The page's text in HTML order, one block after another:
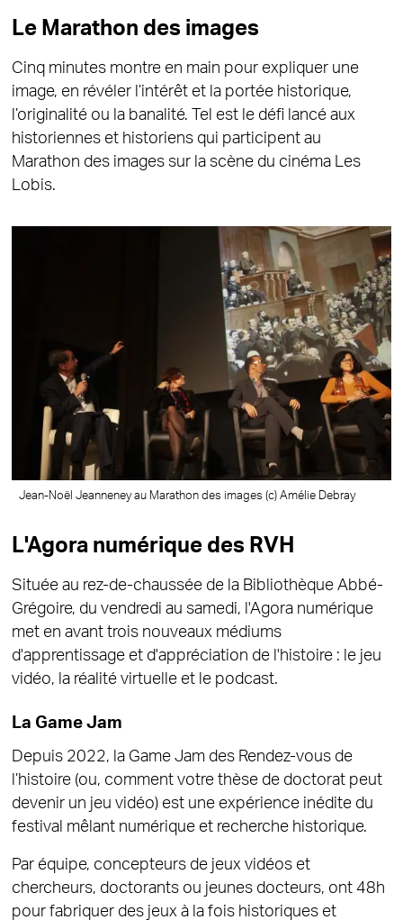
Le Marathon des images
Cinq minutes montre en main pour expliquer une
image, en révéler l’intérêt et la portée historique,
l’originalité ou la banalité. Tel est le défi lancé aux
historiennes et historiens qui participent au
Marathon des images sur la scène du cinéma Les
Lobis.
Jean-Noël Jeanneney au Marathon des images (c) Amélie Debray
L'Agora numérique des RVH
Située au rez-de-chaussée de la Bibliothèque Abbé-
Grégoire, du vendredi au samedi, l'Agora numérique
met en avant trois nouveaux médiums
d'apprentissage et d'appréciation de l'histoire : le jeu
vidéo, la réalité virtuelle et le podcast.
La Game Jam
Depuis 2022, la Game Jam des Rendez-vous de
l’histoire (ou, comment votre thèse de doctorat peut
devenir un jeu vidéo) est une expérience inédite du
festival mêlant numérique et recherche historique.
Par équipe, concepteurs de jeux vidéos et
chercheurs, doctorants ou jeunes docteurs, ont 48h
pour fabriquer des jeux à la fois historiques et